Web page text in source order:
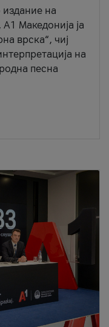
на
Македонија ја
врска“, чиј
на
песна